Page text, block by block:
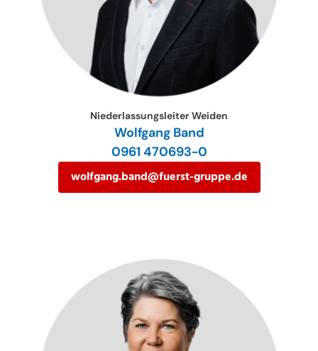
Niederlassungsleiter Weiden
Wolfgang Band
0961 470693-0
wolfgang.band@fuerst-gruppe.de